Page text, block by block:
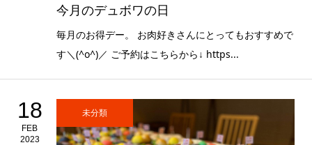
今月のデュボワの日
毎月のお得デー。 お肉好きさんにとってもおすすめで
す＼(^o^)／ ご予約はこちらから↓ https...
18
FEB
2023
未分類